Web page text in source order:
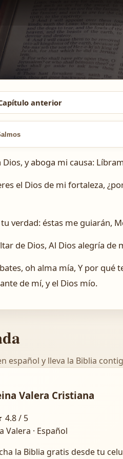
anterior
Dios, y aboga mi causa:
el Dios de mi fortaleza,
tu verdad: éstas me guiarán,
de Dios, Al Dios alegría de
oh alma mía, Y por qué
de mí, y el Dios mío.
español y lleva la Biblia
Valera Cristiana
4.8 / 5
Valera · Español
la Biblia gratis desde tu